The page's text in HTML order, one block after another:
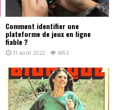
Comment identifier une
plateforme de jeux en ligne
fiable ?
31 août 2022 6953